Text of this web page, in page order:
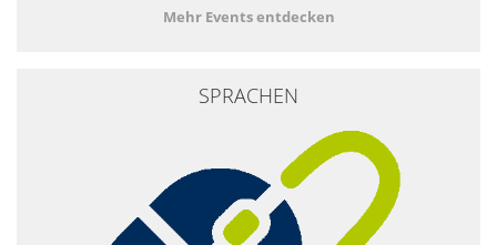
Mehr Events entdecken
SPRACHEN